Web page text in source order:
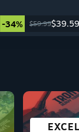
-34% $59.99$39.59